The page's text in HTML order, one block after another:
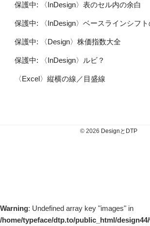
保護中: 〈InDesign〉表のセル内の余白
保護中: 〈InDesign〉ベースラインシフ
保護中: 〈Design〉株価指数大全
保護中: 〈InDesign〉ルビ？
〈Excel〉縦横の線／目盛線
© 2026 DesignとDTP
Warning: Undefined array key "images" in
/home/typeface/dtp.to/public_html/